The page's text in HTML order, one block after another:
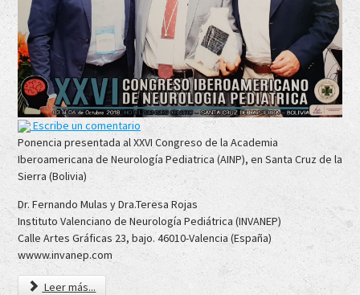
Escribe un comentario
Ponencia presentada al XXVI Congreso de la Academia
Iberoamericana de Neurología Pediatrica (AINP), en Santa Cruz de la
Sierra (Bolivia)
Dr. Fernando Mulas y Dra.Teresa Rojas
Instituto Valenciano de Neurología Pediátrica (INVANEP)
Calle Artes Gráficas 23, bajo. 46010-Valencia (España)
wwww.invanep.com
Leer más...